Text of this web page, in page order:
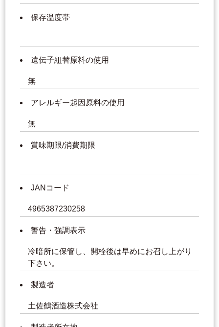
保存温度帯
遺伝子組替原料の使用
無
アレルギー起因原料の使用
無
賞味期限/消費期限
JANコード
4965387230258
警告・強調表示
冷暗所に保管し、開栓後は早めにお召し上がり
下さい。
製造者
土佐鶴酒造株式会社